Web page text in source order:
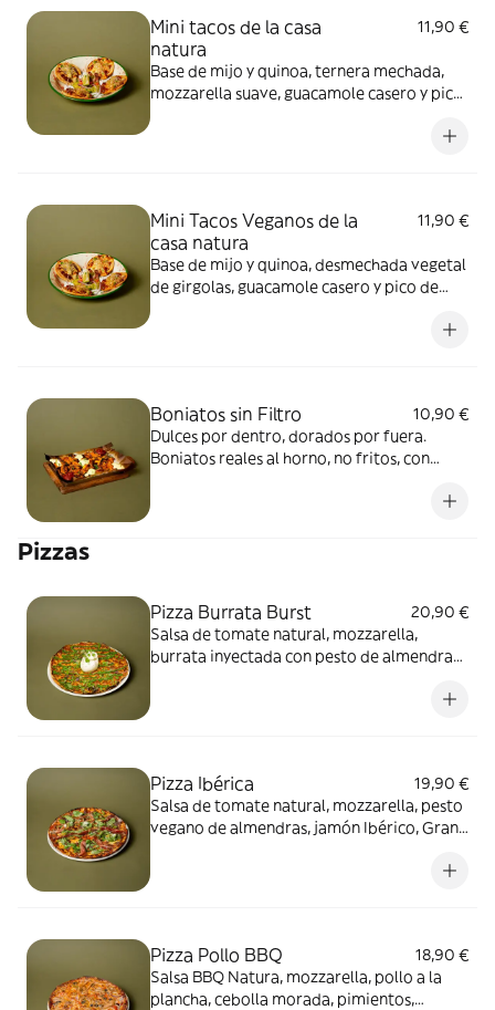
Mini tacos de la casa
natura
11,90 €
Base de mijo y quinoa, ternera mechada,
mozzarella suave, guacamole casero y pico
Mini Tacos Veganos de la
casa natura
11,90 €
Base de mijo y quinoa, desmechada vegetal
de girgolas, guacamole casero y pico de
Boniatos sin Filtro
10,90 €
Dulces por dentro, dorados por fuera.
Boniatos reales al horno, no fritos, con
Pizzas
Pizza Burrata Burst
20,90 €
Salsa de tomate natural, mozzarella,
burrata inyectada con pesto de almendras,
Pizza Ibérica
19,90 €
Salsa de tomate natural, mozzarella, pesto
vegano de almendras, jamón Ibérico, Grana
Pizza Pollo BBQ
18,90 €
Salsa BBQ Natura, mozzarella, pollo a la
plancha, cebolla morada, pimientos,